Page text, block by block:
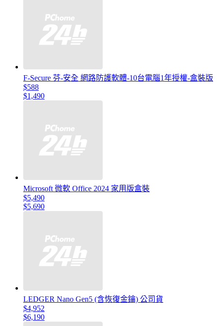
F-Secure 芬-安全 網路防護軟體-10台電腦1年授權-盒裝版
$588
$1,490
Microsoft 微軟 Office 2024 家用版盒裝
$5,490
$5,690
LEDGER Nano Gen5 (含恢復金鑰) 公司貨
$4,952
$6,190